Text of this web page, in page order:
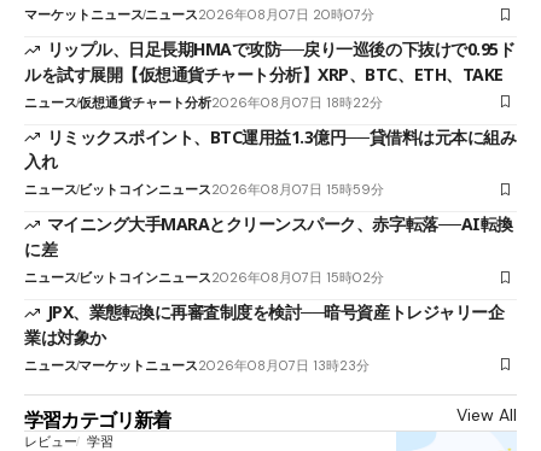
マーケットニュースニュース2026年08月07日 20時07分
リップル、日足長期HMAで攻防──戻り一巡後の下抜けで0.95ド
ルを試す展開【仮想通貨チャート分析】XRP、BTC、ETH、TAKE
ニュース仮想通貨チャート分析2026年08月07日 18時22分
リミックスポイント、BTC運用益1.3億円──貸借料は元本に組み
入れ
ニュースビットコインニュース2026年08月07日 15時59分
マイニング大手MARAとクリーンスパーク、赤字転落──AI転換
に差
ニュースビットコインニュース2026年08月07日 15時02分
JPX、業態転換に再審査制度を検討──暗号資産トレジャリー企
業は対象か
ニュースマーケットニュース2026年08月07日 13時23分
学習カテゴリ新着 View All
レビュー 学習